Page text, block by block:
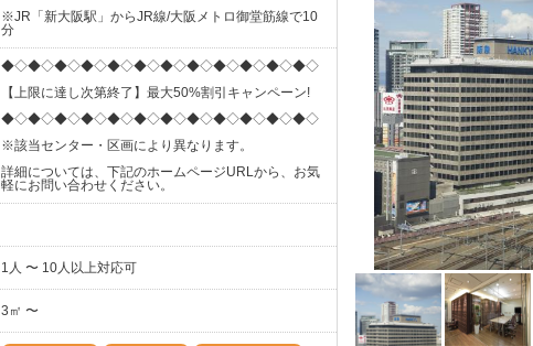
※JR「新大阪駅」からJR線/大阪メトロ御堂筋線で10
分
◆◇◆◇◆◇◆◇◆◇◆◇◆◇◆◇◆◇◆◇◆◇◆◇
【上限に達し次第終了】最大50%割引キャンペーン!
◆◇◆◇◆◇◆◇◆◇◆◇◆◇◆◇◆◇◆◇◆◇◆◇
※該当センター・区画により異なります。
詳細については、下記のホームページURLから、お気
軽にお問い合わせください。
1人 〜 10人以上対応可
3㎡ 〜